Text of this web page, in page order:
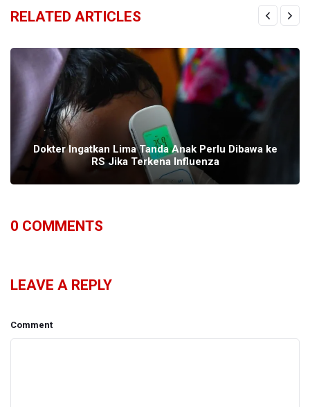
RELATED ARTICLES
Dokter Ingatkan Lima Tanda Anak Perlu Dibawa ke
RS Jika Terkena Influenza
0 COMMENTS
LEAVE A REPLY
Comment